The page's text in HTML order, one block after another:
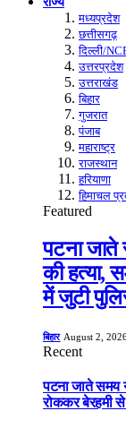
मध्यप्रदेश
छत्तीसगढ़
दिल्ली/
उत्तरप्रदेश
उत्तराखंड
बिहार
गुजरात
पंजाब
महाराष्ट्र
राजस्थान
हरियाणा
हिमाचल
Featured
पटना जाते
की हत्या,
में जुटी
बिहार August 2,
Recent
पटना जाते समय
रोककर बेरहमी